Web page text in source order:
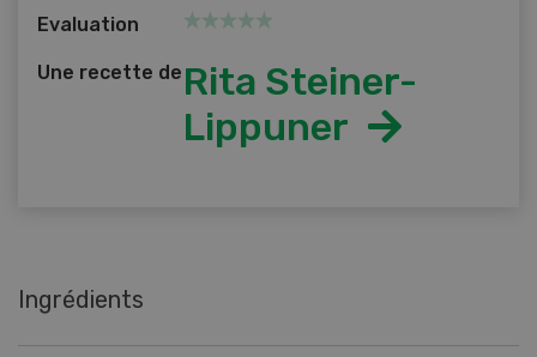
Evaluation
Une recette de Rita Steiner-
Lippuner
Ingrédients